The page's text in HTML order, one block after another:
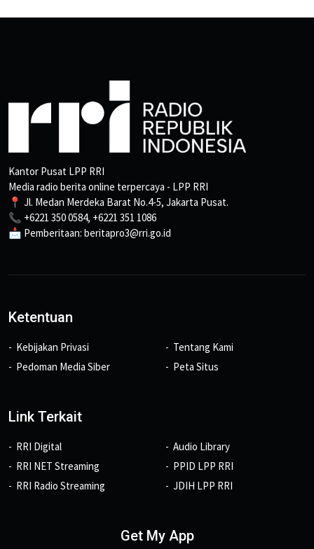
Kantor Pusat LPP RRI
Media radio berita online terpercaya - LPP RRI
📍 Jl. Medan Merdeka Barat No.4-5, Jakarta Pusat.
📞 +6221 350 0584, +6221 351 1086
📩 Pemberitaan: beritapro3@rri.go.id
Ketentuan
Kebijakan Privasi
Pedoman Media Siber
Tentang Kami
Peta Situs
Link Terkait
RRI Digital
RRI NET Streaming
RRI Radio Streaming
Audio Library
PPID LPP RRI
JDIH LPP RRI
Get My App